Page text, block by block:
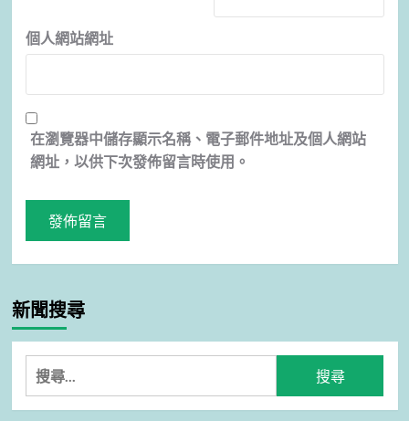
個人網站網址
在瀏覽器中儲存顯示名稱、電子郵件地址及個人網站
網址，以供下次發佈留言時使用。
新聞搜尋
搜
尋
關